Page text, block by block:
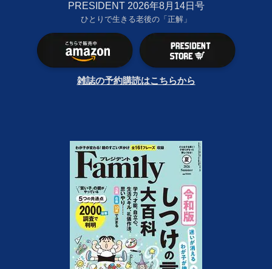
PRESIDENT 2026年8月14日号
ひとりで生きる老後の「正解」
雑誌の予約購読はこちらから